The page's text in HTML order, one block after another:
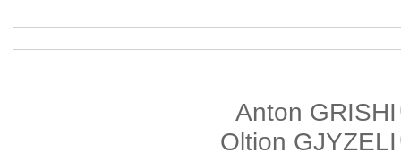
Anton GRISHI
Oltion GJYZELI